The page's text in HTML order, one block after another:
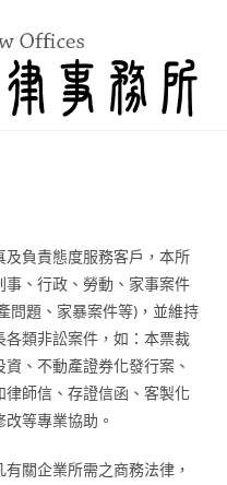
負責態度服務客戶，本所
、行政、勞動、家事案件
問題、家暴案件等)，並維持
類非訟案件，如：本票裁
、不動產證券化發行案、
師信、存證信函、客製化
等專業協助。
有關企業所需之商務法律，